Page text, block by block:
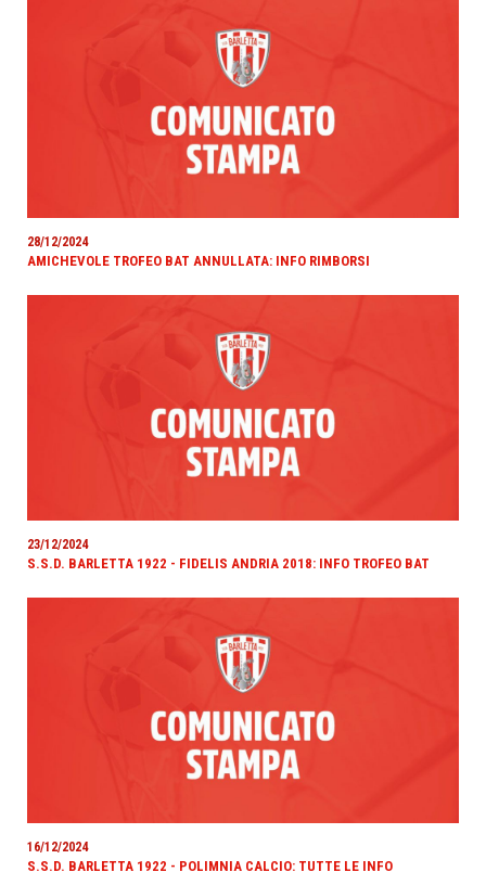
28/12/2024
AMICHEVOLE TROFEO BAT ANNULLATA: INFO RIMBORSI
23/12/2024
S.S.D. BARLETTA 1922 - FIDELIS ANDRIA 2018: INFO TROFEO BAT
16/12/2024
S.S.D. BARLETTA 1922 - POLIMNIA CALCIO: TUTTE LE INFO